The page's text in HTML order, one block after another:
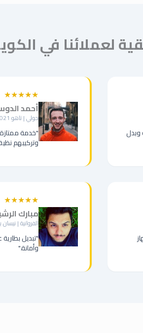
لعملائنا في
الفني خلال 15 دقيقة وبدل
★★★★★
أحمد
حولي | تاهو 2021
"خدمة
وتركيبهم
★★★★★
مبارك
الفروانية | نيسان
"تبديل
وأمانة."